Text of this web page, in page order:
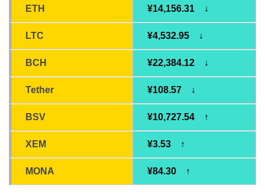
ETH ¥14,156.31 ↓
LTC ¥4,532.95 ↓
BCH ¥22,384.12 ↓
Tether ¥108.57 ↓
BSV ¥10,727.54 ↑
XEM ¥3.53 ↑
MONA ¥84.30 ↑